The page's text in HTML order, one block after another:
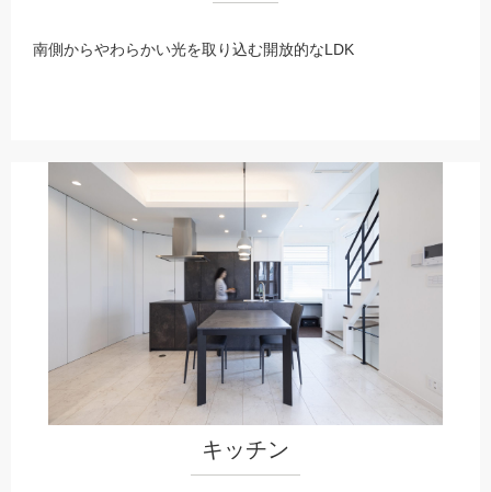
南側からやわらかい光を取り込む開放的なLDK
キッチン